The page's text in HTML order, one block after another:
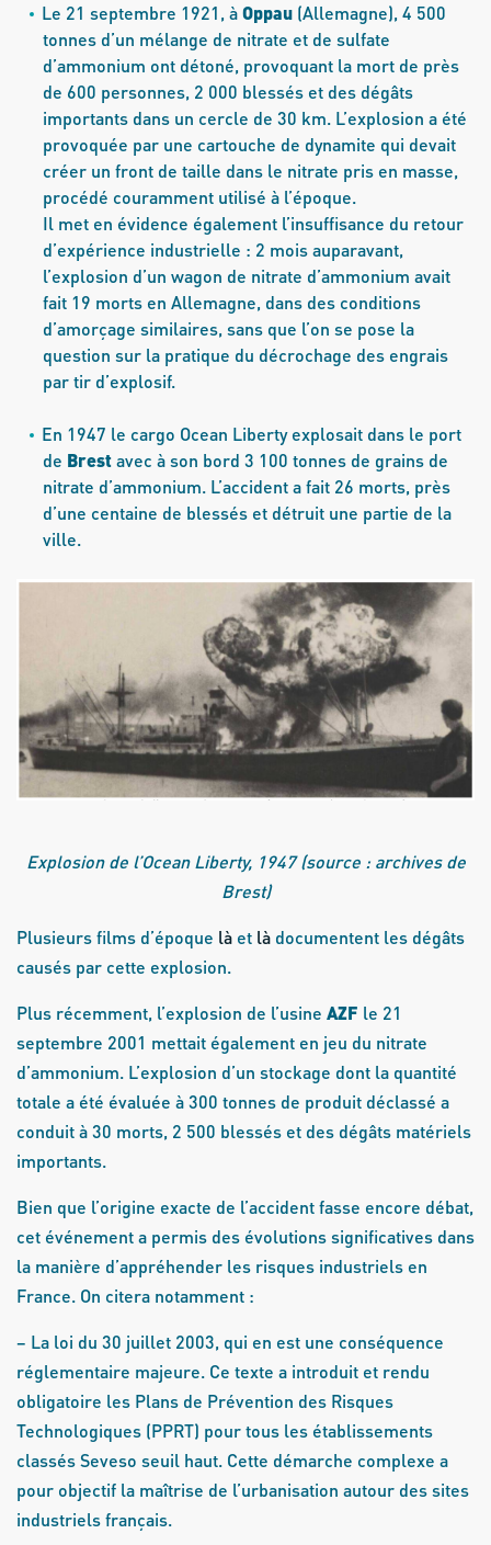
Le 21 septembre 1921, àOppau (Allemagne), 4 500
tonnes d’un mélange de nitrate et de sulfate
d’ammonium ont détoné, provoquant la mort de près
de 600 personnes, 2 000 blessés et des dégâts
importants dans un cercle de 30 km. L’explosion a été
provoquée par une cartouche de dynamite qui devait
créer un front de taille dans le nitrate pris en masse,
procédé couramment utilisé à l’époque.
Il met en évidence également l’insuffisance du retour
d’expérience industrielle : 2 mois auparavant,
l’explosion d’un wagon de nitrate d’ammonium avait
fait 19 morts en Allemagne, dans des conditions
d’amorçage similaires, sans que l’on se pose la
question sur la pratique du décrochage des engrais
par tir d’explosif.
En 1947 le cargo Ocean Liberty explosait dans le port
de Brestavec à son bord 3 100 tonnes de grains de
nitrate d’ammonium. L’accident a fait 26 morts, près
d’une centaine de blessés et détruit une partie de la
ville.
Explosion de l’Ocean Liberty, 1947 (source : archives de
Brest)
Plusieurs films d’époque là et là documentent les dégâts
causés par cette explosion.
Plus récemment, l’explosion de l’usine AZF le 21
septembre 2001 mettait également en jeu du nitrate
d’ammonium. L’explosion d’un stockage dont la quantité
totale a été évaluée à 300 tonnes de produit déclassé a
conduit à 30 morts, 2 500 blessés et des dégâts matériels
importants.
Bien que l’origine exacte de l’accident fasse encore débat,
cet événement a permis des évolutions significatives dans
la manière d’appréhender les risques industriels en
France. On citera notamment :
– La loi du 30 juillet 2003, qui en est une conséquence
réglementaire majeure. Ce texte a introduit et rendu
obligatoire les Plans de Prévention des Risques
Technologiques (PPRT) pour tous les établissements
classés Seveso seuil haut. Cette démarche complexe a
pour objectif la maîtrise de l’urbanisation autour des sites
industriels français.